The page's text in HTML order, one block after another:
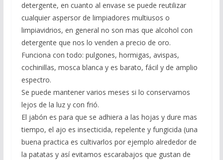
detergente, en cuanto al envase se puede reutilizar
cualquier aspersor de limpiadores multiusos o
limpiavidrios, en general no son mas que alcohol con
detergente que nos lo venden a precio de oro.
Funciona con todo: pulgones, hormigas, avispas,
cochinillas, mosca blanca y es barato, fácil y de amplio
espectro.
Se puede mantener varios meses si lo conservamos
lejos de la luz y con frió.
El jabón es para que se adhiera a las hojas y dure mas
tiempo, el ajo es insecticida, repelente y fungicida (una
buena practica es cultivarlos por ejemplo alrededor de
la patatas y así evitamos escarabajos que gustan de